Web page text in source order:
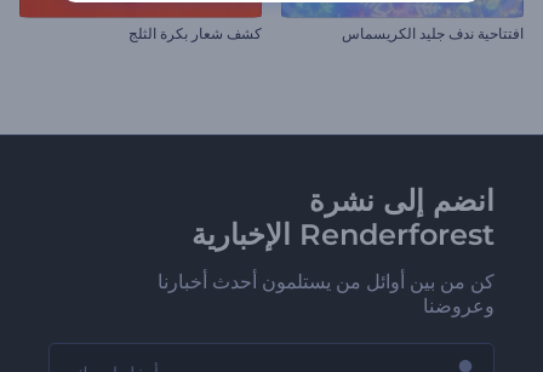
افتتاحية ندف جليد الكريسماس كشف شعار بكرة الثلج
انضم إلى نشرة
Renderforest الإخبارية
كن من بين أوائل من يستلمون أحدث أخبارنا
وعروضنا